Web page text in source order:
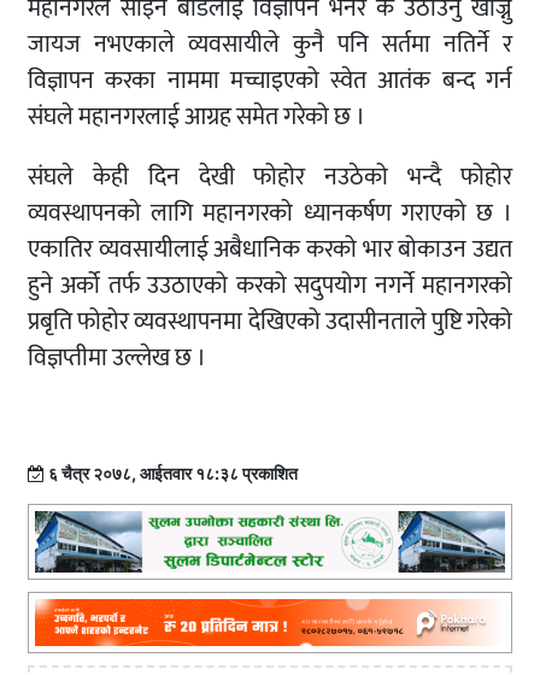
महानगरले साइन बोर्डलाई विज्ञापन भनेर क उठाउनु खोज्नु
जायज नभएकाले व्यवसायीले कुनै पनि सर्तमा नतिर्ने र
विज्ञापन करका नाममा मच्चाइएको स्वेत आतंक बन्द गर्न
संघले महानगरलाई आग्रह समेत गरेको छ ।
संघले केही दिन देखी फोहोर नउठेको भन्दै फोहोर
व्यवस्थापनको लागि महानगरको ध्यानकर्षण गराएको छ ।
एकातिर व्यवसायीलाई अबैधानिक करको भार बोकाउन उद्यत
हुने अर्को तर्फ उउठाएको करको सदुपयोग नगर्ने महानगरको
प्रबृति फोहोर व्यवस्थापनमा देखिएको उदासीनताले पुष्टि गरेको
विज्ञप्तीमा उल्लेख छ ।
६ चैत्र २०७८, आईतवार १८:३८ प्रकाशित